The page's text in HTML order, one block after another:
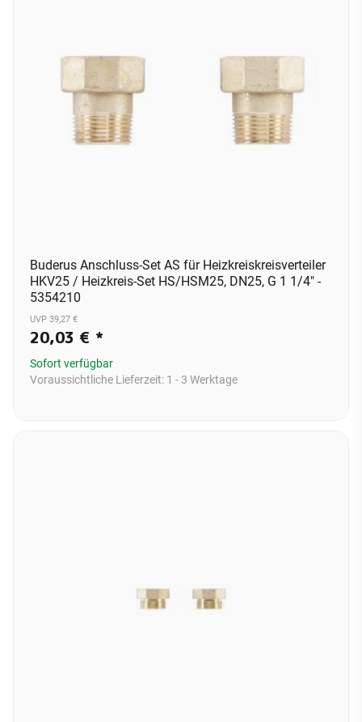
Buderus Anschluss-Set AS für Heizkreiskreisverteiler
HKV25 / Heizkreis-Set HS/HSM25, DN25, G 1 1/4" -
5354210
UVP 39,27 €
20,03 € *
Sofort verfügbar
Voraussichtliche Lieferzeit: 1 - 3 Werktage